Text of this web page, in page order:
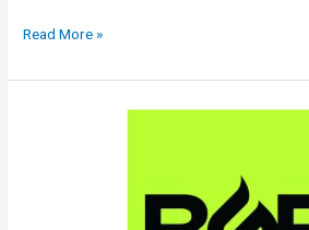
Read More »